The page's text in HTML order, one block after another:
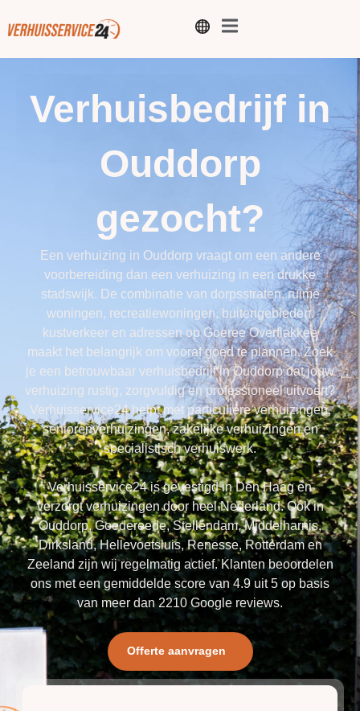
Verhuisbedrijf in
Ouddorp
gezocht?
Een verhuizing in Ouddorp vraagt om een andere
voorbereiding dan een verhuizing in een drukke
stadswijk. De combinatie van dorpsstraten, ruime
woningen, recreatiewoningen, buitengebieden,
kustverkeer en adressen op Goeree Overflakkee
maakt het belangrijk om vooraf goed te plannen. Zoek
je een betrouwbaar verhuisbedrijf in Ouddorp dat jouw
verhuizing rustig, zorgvuldig en professioneel uitvoert?
Verhuisservice24 helpt met particuliere verhuizingen,
seniorenverhuizingen, zakelijke verhuizingen en
specialistisch verhuiswerk.
Verhuisservice24 is gevestigd in Den Haag en
verzorgt verhuizingen door heel Nederland. Ook in
Ouddorp, Goedereede, Stellendam, Middelharnis,
Dirksland, Hellevoetsluis, Renesse, Rotterdam en
Zeeland zijn wij regelmatig actief. Klanten beoordelen
ons met een gemiddelde score van 4.9 uit 5 op basis
van meer dan 2210 Google reviews.
Offerte aanvragen